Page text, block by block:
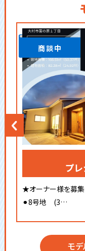
商談中
プ
★オーナー様を募
⚫︎8号地 (3…
モ